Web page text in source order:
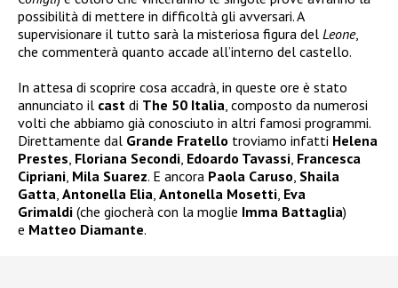
possibilità di mettere in difficoltà gli avversari. A
supervisionare il tutto sarà la misteriosa figura del Leone,
che commenterà quanto accade all’interno del castello.
In attesa di scoprire cosa accadrà, in queste ore è stato
annunciato il cast di The 50 Italia, composto da numerosi
volti che abbiamo già conosciuto in altri famosi programmi.
Direttamente dal Grande Fratello troviamo infatti Helena
Prestes, Floriana Secondi, Edoardo Tavassi, Francesca
Cipriani, Mila Suarez. E ancora Paola Caruso, Shaila
Gatta, Antonella Elia, Antonella Mosetti, Eva
Grimaldi (che giocherà con la moglie Imma Battaglia)
e Matteo Diamante.